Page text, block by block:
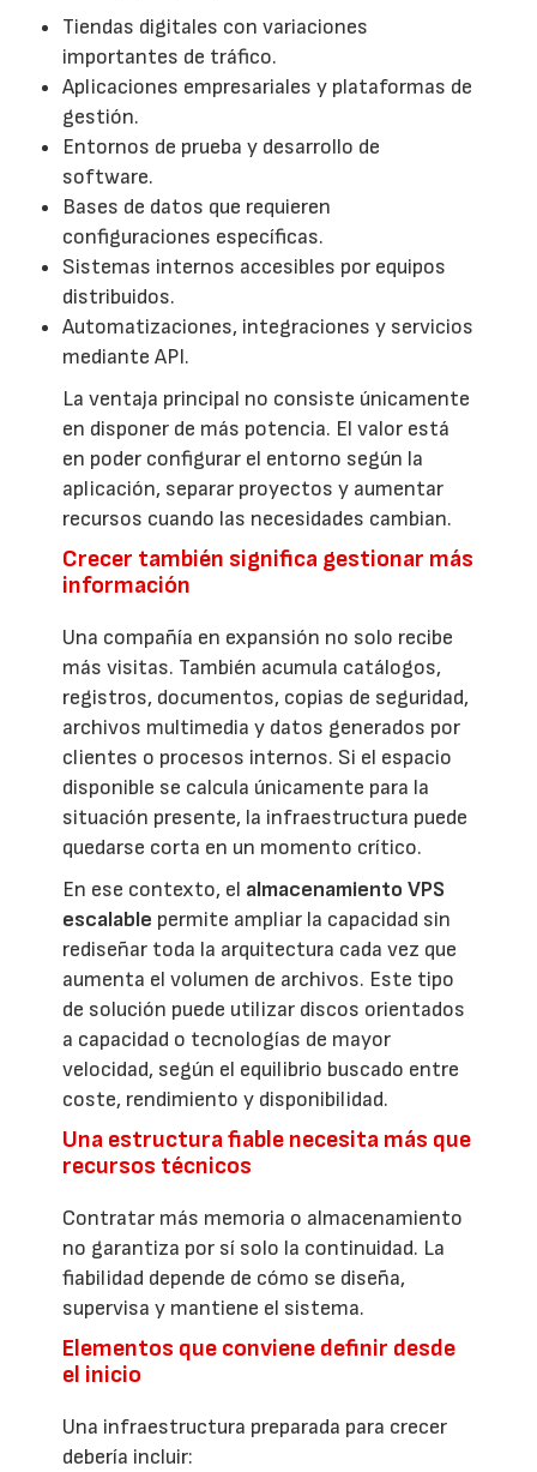
Tiendas digitales con variaciones
importantes de tráfico.
Aplicaciones empresariales y plataformas de
gestión.
Entornos de prueba y desarrollo de
software.
Bases de datos que requieren
configuraciones específicas.
Sistemas internos accesibles por equipos
distribuidos.
Automatizaciones, integraciones y servicios
mediante API.
La ventaja principal no consiste únicamente
en disponer de más potencia. El valor está
en poder configurar el entorno según la
aplicación, separar proyectos y aumentar
recursos cuando las necesidades cambian.
Crecer también significa gestionar más
información
Una compañía en expansión no solo recibe
más visitas. También acumula catálogos,
registros, documentos, copias de seguridad,
archivos multimedia y datos generados por
clientes o procesos internos. Si el espacio
disponible se calcula únicamente para la
situación presente, la infraestructura puede
quedarse corta en un momento crítico.
En ese contexto, el almacenamiento VPS
escalable permite ampliar la capacidad sin
rediseñar toda la arquitectura cada vez que
aumenta el volumen de archivos. Este tipo
de solución puede utilizar discos orientados
a capacidad o tecnologías de mayor
velocidad, según el equilibrio buscado entre
coste, rendimiento y disponibilidad.
Una estructura fiable necesita más que
recursos técnicos
Contratar más memoria o almacenamiento
no garantiza por sí solo la continuidad. La
fiabilidad depende de cómo se diseña,
supervisa y mantiene el sistema.
Elementos que conviene definir desde
el inicio
Una infraestructura preparada para crecer
debería incluir: